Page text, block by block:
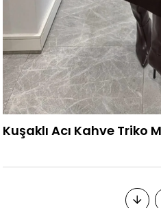
Kuşaklı Acı Kahve Triko